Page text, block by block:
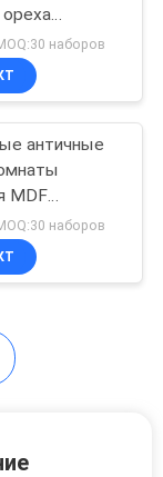
ореха
дизайна
наборов
античные
MDF
рамкинаборов